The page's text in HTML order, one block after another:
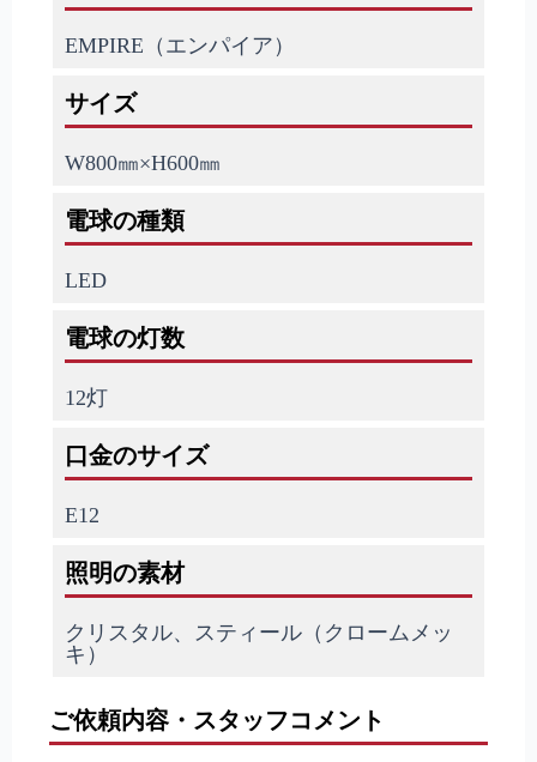
EMPIRE（エンパイア）
サイズ
W800㎜×H600㎜
電球の種類
LED
電球の灯数
12灯
口金のサイズ
E12
照明の素材
クリスタル、スティール（クロームメッ
キ）
ご依頼内容・スタッフコメント